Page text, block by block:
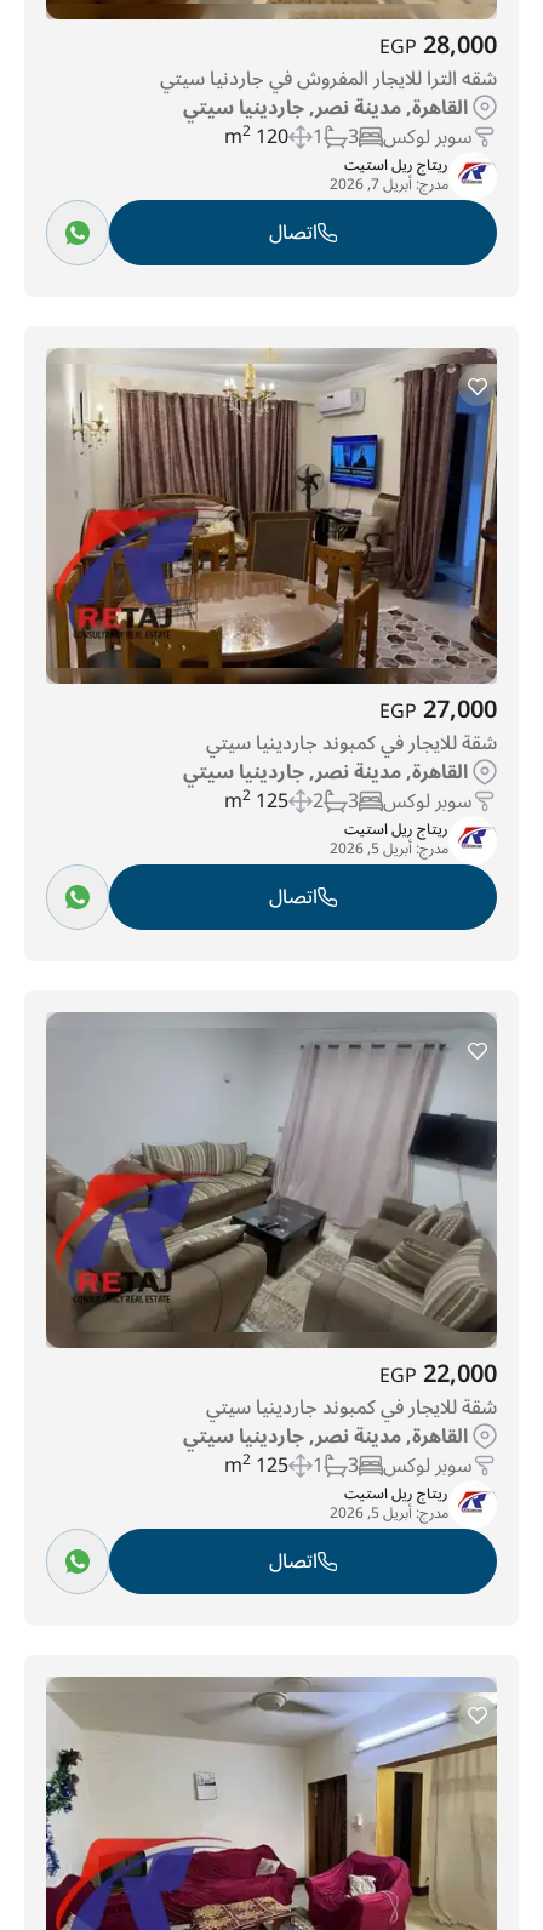
28,000
EGP
شقه الترا للايجار المفروش في جاردنيا سيتي
القاهرة, مدينة نصر, جاردينيا سيتي
سوبر لوكس 3
1
120 m
2
ريتاج ريل استيت
مدرج:أبريل 7, 2026
اتصال
27,000
EGP
شقة للايجار في كمبوند جاردينيا سيتي
القاهرة, مدينة نصر, جاردينيا سيتي
سوبر لوكس 3
2
125 m
2
ريتاج ريل استيت
مدرج:أبريل 5, 2026
اتصال
22,000
EGP
شقة للايجار في كمبوند جاردينيا سيتي
القاهرة, مدينة نصر, جاردينيا سيتي
سوبر لوكس 3
1
125 m
2
ريتاج ريل استيت
مدرج:أبريل 5, 2026
اتصال